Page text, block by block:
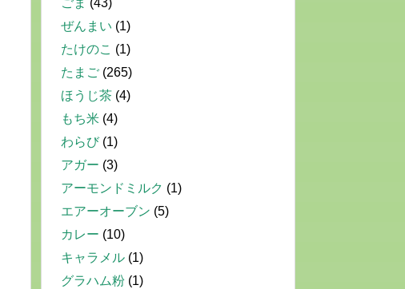
ごま (43)
ぜんまい (1)
たけのこ (1)
たまご (265)
ほうじ茶 (4)
もち米 (4)
わらび(1)
アガー (3)
アーモンドミルク (1)
エアーオーブン (5)
カレー (10)
キャラメル (1)
グラハム粉 (1)